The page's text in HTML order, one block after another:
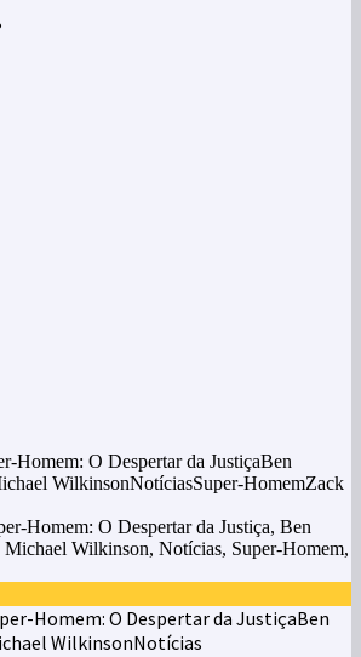
Homem: O Despertar da JustiçaBen
WilkinsonNotíciasSuper-HomemZack
Homem: O Despertar da Justiça, Ben
Wilkinson, Notícias, Super-Homem,
Homem: O Despertar da JustiçaBen
WilkinsonNotícias